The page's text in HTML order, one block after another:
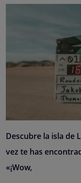
Descubre la isla de
vez te has
«¡Wow,